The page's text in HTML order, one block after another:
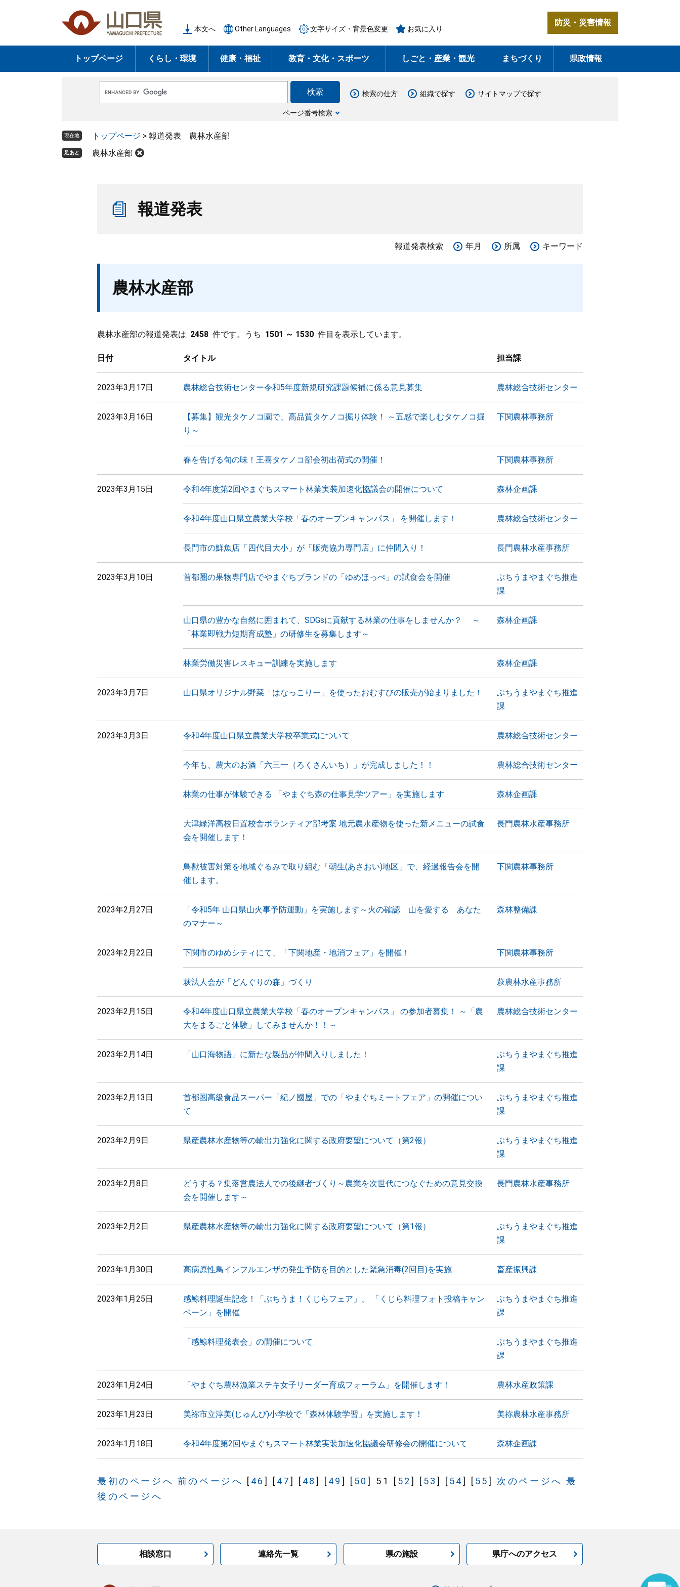
の
頭
ー
飛
本文へ Other Languages 文字サイズ・背景色変更 お気に入り
防災・災害情報
トップページ くらし・環境 健康・福祉 教育・文化・スポーツ しごと・産業・観光 まちづくり 県政情報
o
e
ス
タ
ページ番号検索
検索の仕方 組織で探す サイトマップで探す
現在地 トップページ > 報道発表 農林水産部
足あと 農林水産部
報道発表
報道発表検索 年月 所属 キーワード
農林水産部
農林水産部の報道発表は 2458 件です。うち 1501 ～ 1530 件目を表示しています。
日付 タイトル 担当課
2023年3月17日 農林総合技術センター令和5年度新規研究課題候補に係る意見募集 農林総合技術センター
2023年3月16日
【募集】観光タケノコ園で、高品質タケノコ掘り体験！ ～五感で楽しむタケノコ掘
り～
下関農林事務所
春を告げる旬の味！王喜タケノコ部会初出荷式の開催！ 下関農林事務所
2023年3月15日 令和4年度第2回やまぐちスマート林業実装加速化協議会の開催について 森林企画課
令和4年度山口県立農業大学校「春のオープンキャンパス」 を開催します！ 農林総合技術センター
長門市の鮮魚店「四代目大小」が「販売協力専門店」に仲間入り！ 長門農林水産事務所
2023年3月10日 首都圏の果物専門店でやまぐちブランドの「ゆめほっぺ」の試食会を開催
ぶちうまやまぐち推進
課
山口県の豊かな自然に囲まれて、SDGsに貢献する林業の仕事をしませんか？ ～
「林業即戦力短期育成塾」の研修生を募集します～
森林企画課
林業労働災害レスキュー訓練を実施します 森林企画課
2023年3月7日 山口県オリジナル野菜「はなっこりー」を使ったおむすびの販売が始まりました！
ぶちうまやまぐち推進
課
2023年3月3日 令和4年度山口県立農業大学校卒業式について 農林総合技術センター
今年も、農大のお酒「六三一（ろくさんいち）」が完成しました！！ 農林総合技術センター
林業の仕事が体験できる 「やまぐち森の仕事見学ツアー」を実施します 森林企画課
大津緑洋高校日置校舎ボランティア部考案 地元農水産物を使った新メニューの試食
会を開催します！
長門農林水産事務所
鳥獣被害対策を地域ぐるみで取り組む「朝生(あさおい)地区」で、経過報告会を開
催します。
下関農林事務所
2023年2月27日
「令和5年 山口県山火事予防運動」を実施します～火の確認 山を愛する あなた
のマナー～
森林整備課
2023年2月22日 下関市のゆめシティにて、「下関地産・地消フェア」を開催！ 下関農林事務所
萩法人会が「どんぐりの森」づくり 萩農林水産事務所
2023年2月15日
令和4年度山口県立農業大学校「春のオープンキャンパス」 の参加者募集！ ～「農
大をまるごと体験」してみませんか！！～
農林総合技術センター
2023年2月14日 「山口海物語」に新たな製品が仲間入りしました！
ぶちうまやまぐち推進
課
2023年2月13日
首都圏高級食品スーパー「紀ノ國屋」での「やまぐちミートフェア」の開催につい
て
ぶちうまやまぐち推進
課
2023年2月9日 県産農林水産物等の輸出力強化に関する政府要望について（第2報）
ぶちうまやまぐち推進
課
2023年2月8日
どうする？集落営農法人での後継者づくり～農業を次世代につなぐための意見交換
会を開催します～
長門農林水産事務所
2023年2月2日 県産農林水産物等の輸出力強化に関する政府要望について（第1報）
ぶちうまやまぐち推進
課
2023年1月30日 高病原性鳥インフルエンザの発生予防を目的とした緊急消毒(2回目)を実施 畜産振興課
2023年1月25日
感鯨料理誕生記念！「ぶちうま！くじらフェア」、 「くじら料理フォト投稿キャン
ペーン」を開催
ぶちうまやまぐち推進
課
「感鯨料理発表会」の開催について
ぶちうまやまぐち推進
課
2023年1月24日 「やまぐち農林漁業ステキ女子リーダー育成フォーラム」を開催します！ 農林水産政策課
2023年1月23日 美祢市立淳美(じゅんび)小学校で「森林体験学習」を実施します！ 美祢農林水産事務所
2023年1月18日 令和4年度第2回やまぐちスマート林業実装加速化協議会研修会の開催について 森林企画課
最初のページへ 前のページへ [ 46 ] [ 47] [ 48 ] [ 49 ] [ 50 ] 51 [ 52 ] [ 53 ] [ 54] [ 55] 次のページへ 最
後のページへ
相談窓口 連絡先一覧 県の施設 県庁へのアクセス